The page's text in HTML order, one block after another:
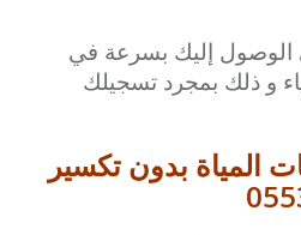
الوصول إليك بسرعة في
و ذلك بمجرد تسجيلك
بدون تكسير